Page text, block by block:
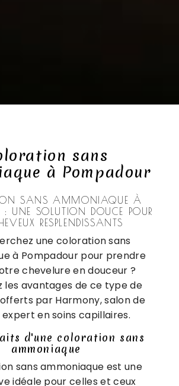
sans
à Pompadour
SANS AMMONIAQUE À
: UNE SOLUTION DOUCE POUR
RESPLENDISSANTS
une coloration sans
à Pompadour pour prendre
chevelure en douceur ?
les avantages de ce type de
par Harmony, salon de
en soins capillaires.
d'une coloration sans
ammoniaque
sans ammoniaque est une
idéale pour celles et ceux